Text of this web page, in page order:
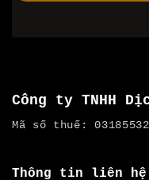
Công ty TNHH
Mã số thuế:
Thông tin liên hệ